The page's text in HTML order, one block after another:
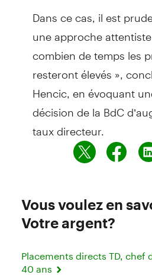
Dans ce cas, il est
une approche
combien de temps les
resteront élevés »,
Hencic, en évoquant
décision de la BdC
taux directeur.
Vous voulez en
Votre argent?
Placements directs TD, chef
40 ans